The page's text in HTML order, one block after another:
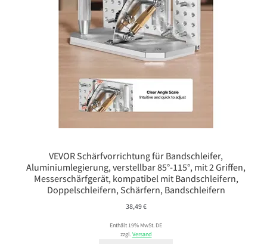
VEVOR Schärfvorrichtung für Bandschleifer,
Aluminiumlegierung, verstellbar 85°-115°, mit 2 Griffen,
Messerschärfgerät, kompatibel mit Bandschleifern,
Doppelschleifern, Schärfern, Bandschleifern
38,49€
Enthält 19% MwSt. DE
zzgl.Versand